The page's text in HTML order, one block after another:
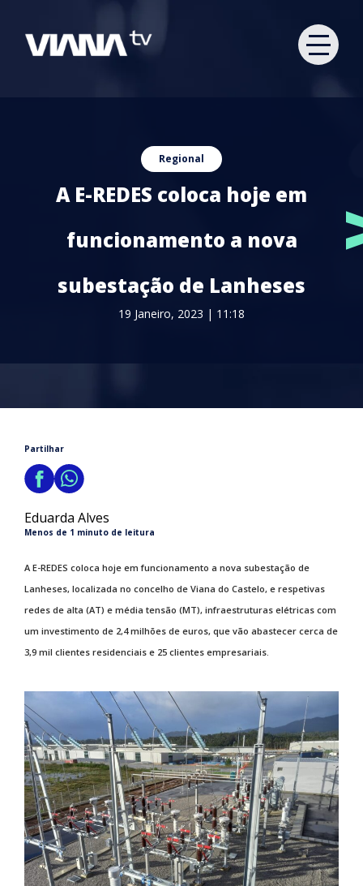
Regional
A E-REDES coloca hoje em
funcionamento a nova
subestação de Lanheses
19 Janeiro, 2023 | 11:18
Partilhar
Eduarda Alves
Menos de 1 minuto de leitura
A E-REDES coloca hoje em funcionamento a nova subestação de
Lanheses, localizada no concelho de Viana do Castelo, e respetivas
redes de alta (AT) e média tensão (MT), infraestruturas elétricas com
um investimento de 2,4 milhões de euros, que vão abastecer cerca de
3,9 mil clientes residenciais e 25 clientes empresariais.